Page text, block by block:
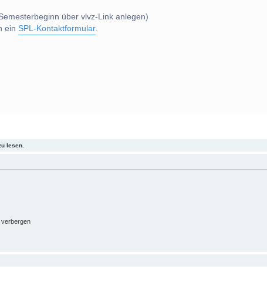
über vlvz-Link anlegen)
ein SPL-Kontaktformular.
lesen.
verbergen